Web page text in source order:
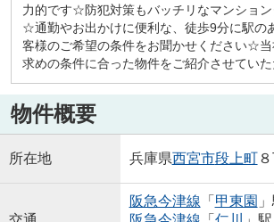
力的です☆防犯対策もバッチリなマンショ
☆通勤やお出かけに便利な、徒歩9分に駅の
客様のご希望の条件をお聞かせください☆
求めの条件に合った物件をご紹介させてい
物件概要
所在地 兵庫県西宮市段上町
阪急今津線 「 甲東園